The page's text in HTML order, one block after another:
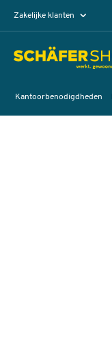
Zakelijke klanten
Kantoorbenodigdheden